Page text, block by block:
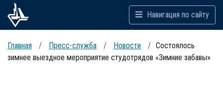
Навигация по сайту
Главная Пресс-служба Новости
Состоялось
зимнее выездное мероприятие студотрядов «Зимние забавы»